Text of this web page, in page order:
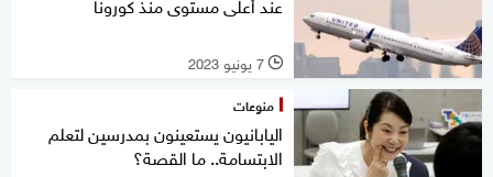
l 7 يونيو 2023
منوعات
اليابانيون يستعينون بمدرسين لتعلم
الابتسامة.. ما القصة؟